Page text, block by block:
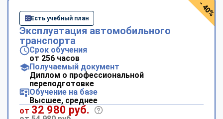
Есть учебный план
Эксплуатация автомобильного
транспорта
Срок обучения
от 256 часов
Получаемый документ
Диплом о профессиональной
переподготовке
Обучение на базе
Высшее, среднее
от 32 980 руб.
- 40%